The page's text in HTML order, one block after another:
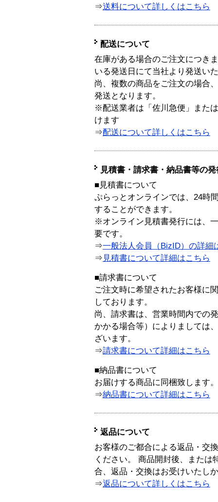
⇒送料について詳しくはこちら
配送について
在庫がある場合のご注文につき
いる発送日にて当社より発送い
尚、複数の商品をご注文の場合
発送となります。
※配送業者は「佐川急便」また
けます
⇒配送について詳しくはこちら
見積書・請求書・納品書等の
■見積書について
ぷらっとオンラインでは、24時
することができます。
※オンライン見積書発行には、
要です。
⇒一般法人会員（BizID）の詳細
⇒ 見積書について詳細はこちら
■請求書について
ご注文時に希望されたお客様に
しております。
尚、請求書は、営業時間内での
かかる場合等）によりましては
ざいます。
⇒請求書について詳細はこちら
■納品書について
お届けする商品に同梱致します。
⇒納品書について詳細はこちら
返品について
お客様のご都合による返品・交
ください。 商品開封後、または
合、返品・交換はお受けいたし
⇒返品について詳しくはこちら